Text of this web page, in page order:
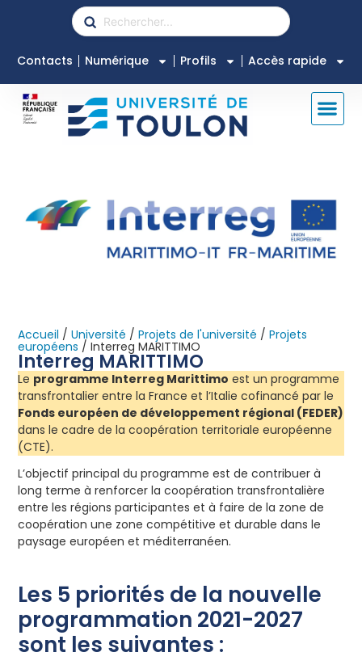
Contacts Numérique Profils Accès rapide
Accueil /Université /Projets de l'université /Projets
européens /Interreg MARITTIMO
Interreg MARITTIMO
Le programme Interreg Marittimo est un programme
transfrontalier entre la France et l’Italie cofinancé par le
Fonds européen de développement régional (FEDER)
dans le cadre de la coopération territoriale européenne
(CTE).
L’objectif principal du programme est de contribuer à
long terme à renforcer la coopération transfrontalière
entre les régions participantes et à faire de la zone de
coopération une zone compétitive et durable dans le
paysage européen et méditerranéen.
Les 5 priorités de la nouvelle
programmation 2021-2027
sont les suivantes :